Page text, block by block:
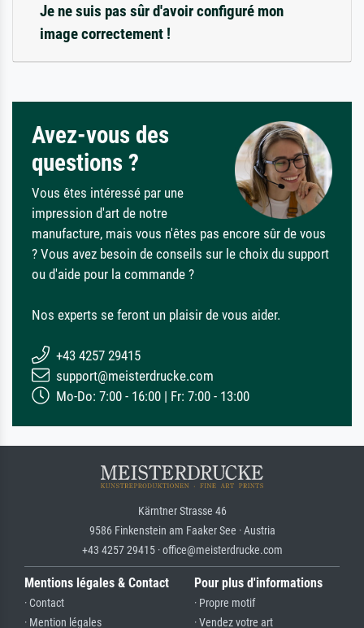
Je ne suis pas sûr d'avoir configuré mon
image correctement !
Avez-vous des
questions ?
Vous êtes intéressé par une
impression d'art de notre
manufacture, mais vous n'êtes pas encore sûr de vous
? Vous avez besoin de conseils sur le choix du support
ou d'aide pour la commande ?
Nos experts se feront un plaisir de vous aider.
+43 4257 29415
support@meisterdrucke.com
Mo-Do: 7:00 - 16:00 | Fr: 7:00 - 13:00
Kärntner Strasse 46
9586 Finkenstein am Faaker See · Austria
+43 4257 29415 · office@meisterdrucke.com
Mentions légales & Contact
· Contact
· Mention légales
Pour plus d'informations
· Propre motif
· Vendez votre art